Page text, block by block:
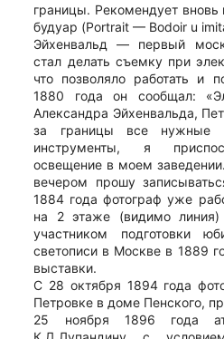
границы. Рекомендует
будуар (Portrait — Bodoir u
Эйхенвальд — первый
стал делать съемку при
что позволяло работать и
1880 года он сообщал:
Александра Эйхенвальда,
за границы все нужные
инструменты, я
освещение в моем
вечером прошу
1884 года фотограф уже
на 2 этаже (видимо
участником подготовки
светописи в Москве в 1889
выставки.
С 28 октября 1894 года
Петровке в доме Пенского,
25 ноября 1896 года